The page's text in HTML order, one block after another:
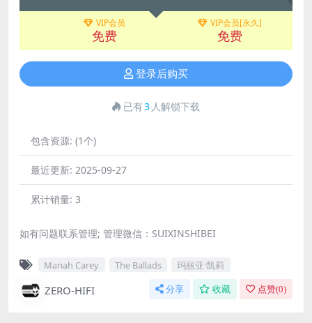
VIP会员
免费
VIP会员[永久]
免费
登录后购买
已有3 人解锁下载
包含资源: (1个)
最近更新: 2025-09-27
累计销量: 3
如有问题联系管理; 管理微信：SUIXINSHIBEI
Mariah Carey The Ballads 玛丽亚·凯莉
ZERO-HIFI 分享 收藏 点赞(0)